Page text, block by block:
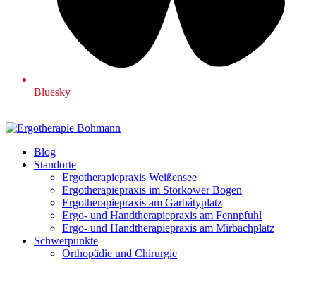
Bluesky
Blog
Standorte
Ergotherapiepraxis Weißensee
Ergotherapiepraxis im Storkower Bogen
Ergotherapiepraxis am Garbátyplatz
Ergo- und Handtherapiepraxis am Fennpfuhl
Ergo- und Handtherapiepraxis am Mirbachplatz
Schwerpunkte
Orthopädie und Chirurgie